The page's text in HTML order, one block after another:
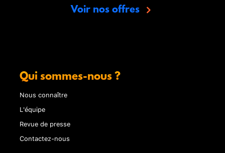
Voir nos offres
Qui sommes-nous ?
Nous connaître
L'équipe
Revue de presse
Contactez-nous